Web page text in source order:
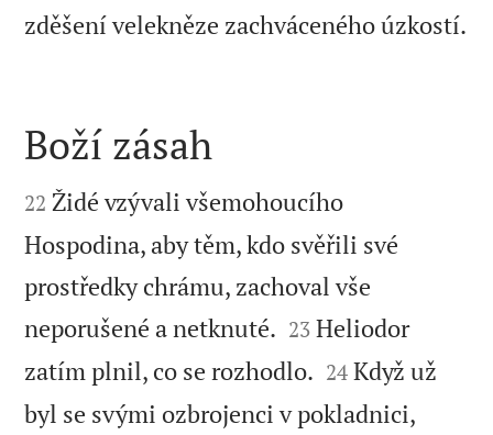
zděšení velekněze zachváceného úzkostí.

Boží zásah

22 Židé vzývali všemohoucího
Hospodina, aby těm, kdo svěřili své
prostředky chrámu, zachoval vše
neporušené a netknuté. 

23 Heliodor
zatím plnil, co se rozhodlo. 

24 Když už
byl se svými ozbrojenci v pokladnici,